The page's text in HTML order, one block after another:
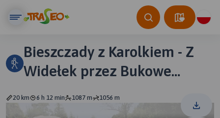
Bieszczady z Karolkiem - Z
Widełek przez Bukowe
Wierch do Ustrzyk Górnych
20 km 6 h 12 min 1087 m 1056 m